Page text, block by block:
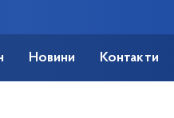
Новини Контакти